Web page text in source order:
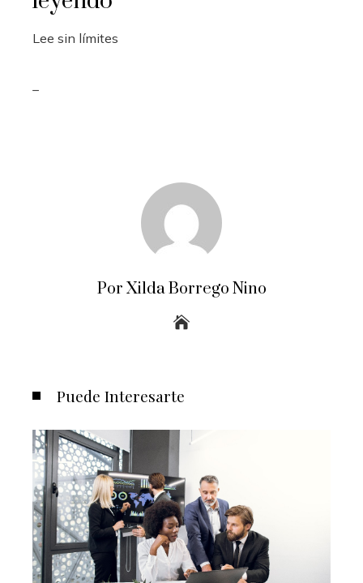
Lee sin límites
Por Xilda Borrego Nino
Puede Interesarte